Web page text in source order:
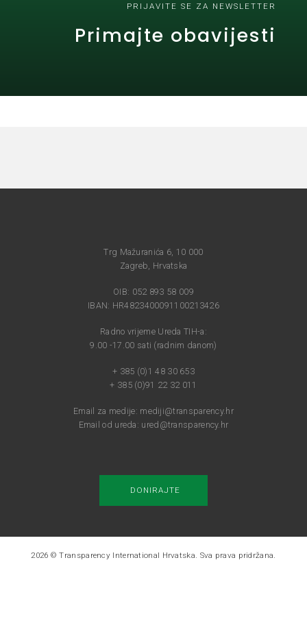
PRIJAVITE SE ZA NEWSLETTER
Primajte obavijesti
Trg Mažuranića 6, 10 000
Zagreb, Hrvatska
OIB: 052 893 58 009
IBAN: HR4823400091100213426
Radno vrijeme Ureda TIH-a:
9.00 -17.00 sati (radnim danom)
+ 385 (0)1 48 30 653
+ 385 (0)91 22 32 011
Email za medije: mediji@transparency.hr
Email od ureda: ured@transparency.hr
DONIRAJTE
2026 © Transparency International Hrvatska. Sva prava pridržana.